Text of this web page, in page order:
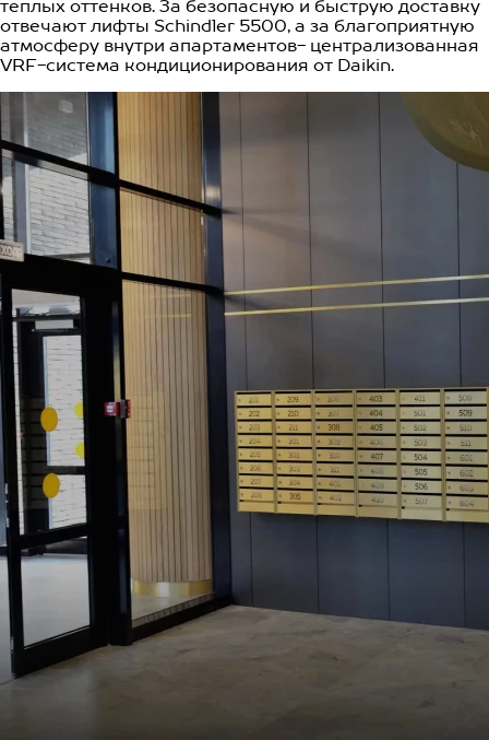
теплых оттенков. За безопасную и быструю доставку
отвечают лифты Schindler 5500, а за благоприятную
атмосферу внутри апартаментов- централизованная
VRF-система кондиционирования от Daikin.